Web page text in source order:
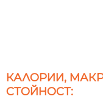
КАЛОРИИ,
СТОЙНОСТ: